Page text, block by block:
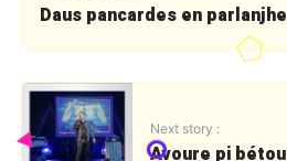
Daus pancardes en
Next story :
Avoure pi